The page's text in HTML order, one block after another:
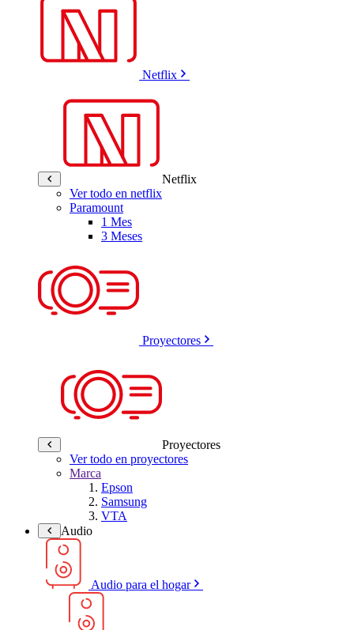
Netflix
Netflix
Ver todo en netflix
Paramount
1 Mes
3 Meses
Proyectores
Proyectores
Ver todo en proyectores
Marca
Epson
Samsung
VTA
Audio
Audio para el hogar